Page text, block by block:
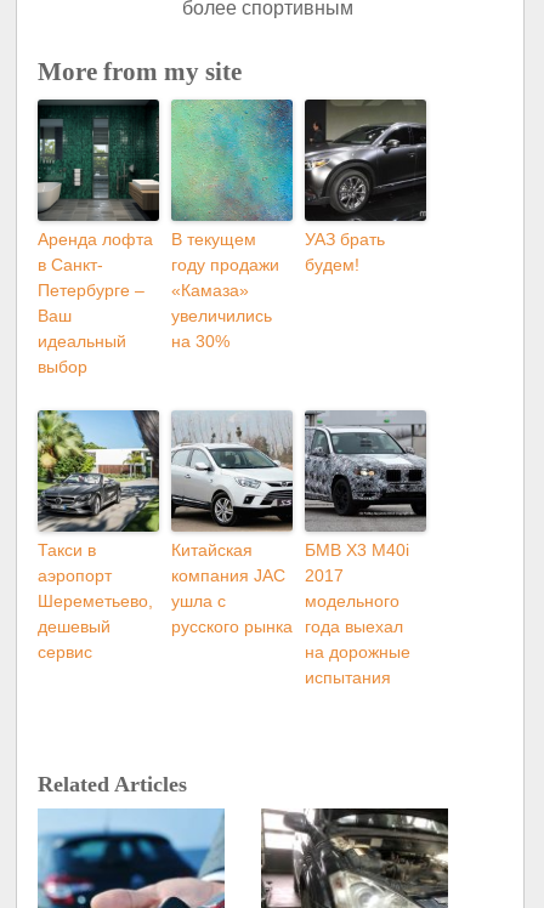
More from my site
Аренда лофта
в Санкт-
Петербурге –
Ваш
идеальный
выбор
В текущем
году продажи
«Камаза»
увеличились
на 30%
УАЗ брать
будем!
Такси в
аэропорт
Шереметьево,
дешевый
сервис
Китайская
компания JAC
ушла с
русского рынка
БМВ X3 M40i
2017
модельного
года выехал
на дорожные
испытания
Related Articles